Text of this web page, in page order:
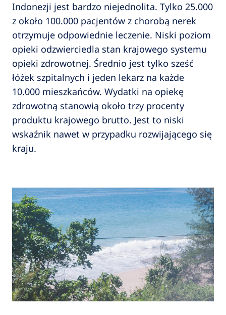
Indonezji jest bardzo niejednolita. Tylko 25.000
z około 100.000 pacjentów z chorobą nerek
otrzymuje odpowiednie leczenie. Niski poziom
opieki odzwierciedla stan krajowego systemu
opieki zdrowotnej. Średnio jest tylko sześć
łóżek szpitalnych i jeden lekarz na każde
10.000 mieszkańców. Wydatki na opiekę
zdrowotną stanowią około trzy procenty
produktu krajowego brutto. Jest to niski
wskaźnik nawet w przypadku rozwijającego się
kraju.